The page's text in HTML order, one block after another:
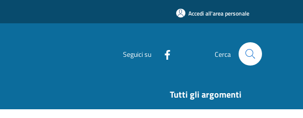
Accedi all'area personale
Seguici su Cerca
Tutti gli argomenti